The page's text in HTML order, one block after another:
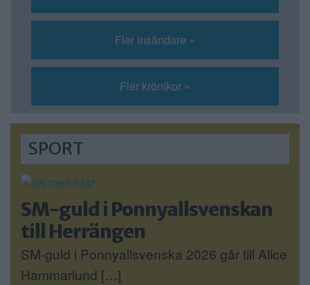
Fler insändare »
Fler krönikor »
SPORT
SM-guld i Ponnyallsvenskan
till Herrängen
SM-guld i Ponnyallsvenska 2026 går till Alice
Hammarlund […]